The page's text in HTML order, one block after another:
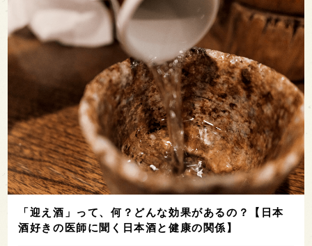
「迎え酒」って、何？どんな効果があるの？【日本
酒好きの医師に聞く日本酒と健康の関係】